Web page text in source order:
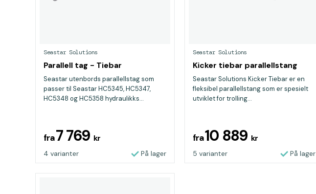
Seastar Solutions
Parallell tag - Tiebar
Seastar utenbords parallellstag som
passer til Seastar HC5345, HC5347,
HC5348 og HC5358 hydraulikks...
fra7 769 kr
4 varianter På lager
Seastar Solutions
Kicker tiebar parallellstang
Seastar Solutions Kicker Tiebar er en
fleksibel parallellstang som er spesielt
utviklet for trolling...
fra10 889 kr
5 varianter På lager